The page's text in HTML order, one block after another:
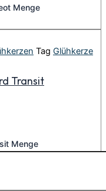
Menge
Tag Glühkerze
Transit
Menge